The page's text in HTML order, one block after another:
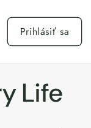
Prihlásiť sa
Life